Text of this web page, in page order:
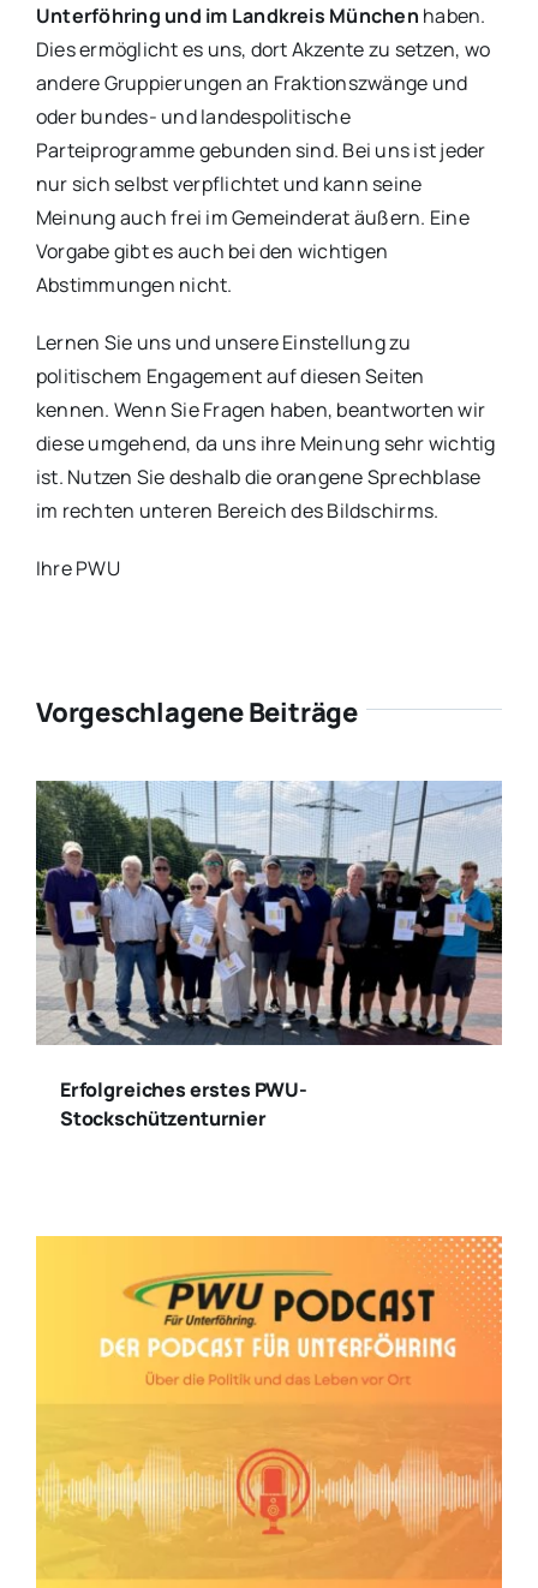
Unterföhring und im Landkreis München haben.
Dies ermöglicht es uns, dort Akzente zu setzen, wo
andere Gruppierungen an Fraktionszwänge und
oder bundes- und landespolitische
Parteiprogramme gebunden sind. Bei uns ist jeder
nur sich selbst verpflichtet und kann seine
Meinung auch frei im Gemeinderat äußern. Eine
Vorgabe gibt es auch bei den wichtigen
Abstimmungen nicht.
Lernen Sie uns und unsere Einstellung zu
politischem Engagement auf diesen Seiten
kennen. Wenn Sie Fragen haben, beantworten wir
diese umgehend, da uns ihre Meinung sehr wichtig
ist. Nutzen Sie deshalb die orangene Sprechblase
im rechten unteren Bereich des Bildschirms.
Ihre PWU
Vorgeschlagene Beiträge
Erfolgreiches erstes PWU-
Stockschützenturnier